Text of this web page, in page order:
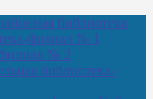
библиотека
филиал № 1
филиал № 2
библиотека-